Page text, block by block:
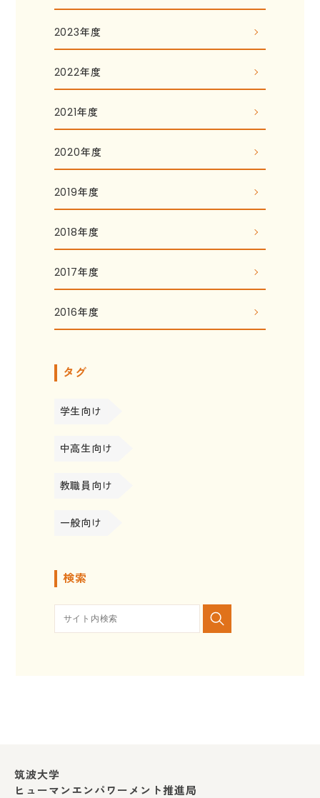
2023年度
2022年度
2021年度
2020年度
2019年度
2018年度
2017年度
2016年度
タグ
学生向け
中高生向け
教職員向け
一般向け
検索
筑波大学
ヒューマンエンパワーメント推進局